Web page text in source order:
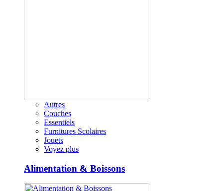
Autres
Couches
Essentiels
Furnitures Scolaires
Jouets
Voyez plus
Alimentation & Boissons